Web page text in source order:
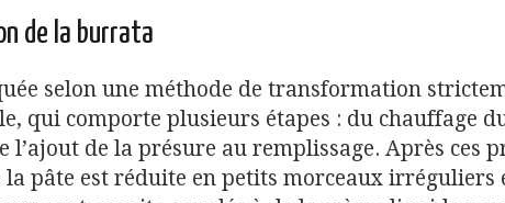
de la burrata
selon une méthode de transformation
qui comporte plusieurs étapes : du chauffage
l’ajout de la présure au remplissage. Après ces
la pâte est réduite en petits morceaux irréguliers